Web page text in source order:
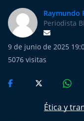
Realizadores
Retropop
Raymundo
Periodista
9 de junio de 2025
5076 visitas
Ética y